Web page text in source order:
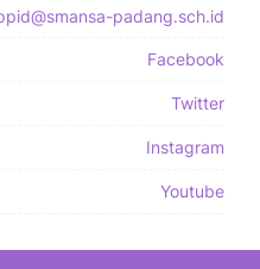
padang.sch.id
Facebook
Twitter
Instagram
Youtube